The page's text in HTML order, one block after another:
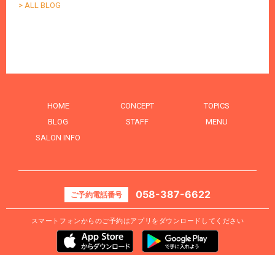
ご予約電話番号 058-387-6622
スマートフォンからのご予約はアプリをダウンロードしてください
> ALL BLOG
HOME CONCEPT
TOPICS
BLOG
STAFF
MENU
SALON INFO